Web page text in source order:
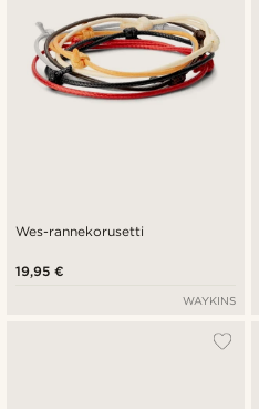
Wes-rannekorusetti
19,95 €
WAYKINS